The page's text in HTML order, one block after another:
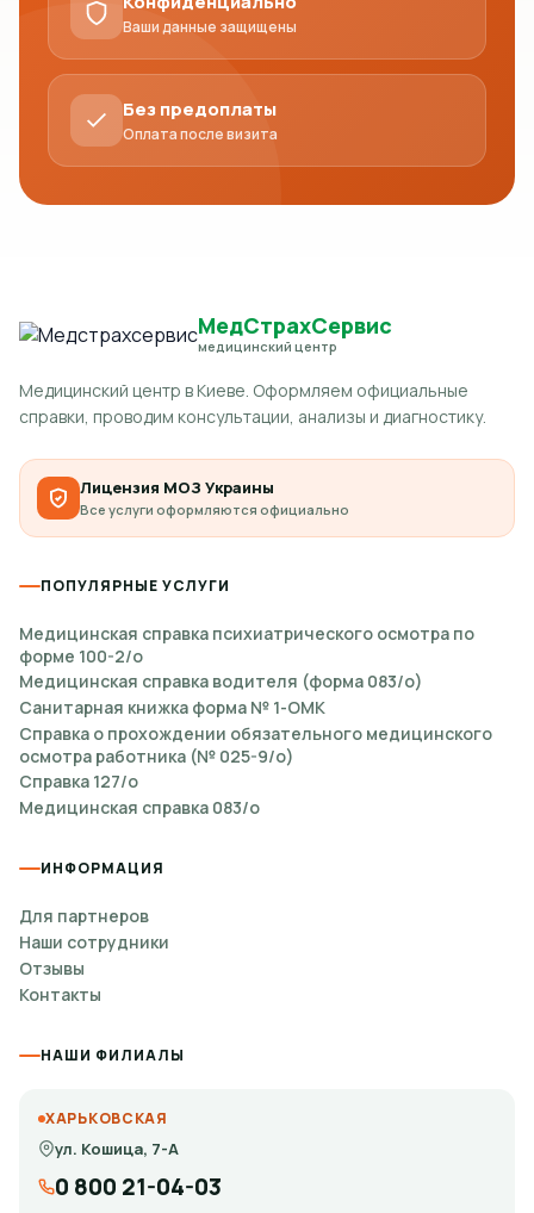
Ваши данные защищены
Без предоплаты
Оплата после визита
МедСтрахСервис
медицинский центр
Медицинский центр в Киеве. Оформляем официальные
справки, проводим консультации, анализы и диагностику.
Лицензия МОЗ Украины
Все услуги оформляются официально
ПОПУЛЯРНЫЕ УСЛУГИ
Медицинская справка психиатрического осмотра по
форме 100-2/о
Медицинская справка водителя (форма 083/о)
Санитарная книжка форма № 1-ОМК
Справка о прохождении обязательного медицинского
осмотра работника (№ 025-9/о)
Справка 127/о
Медицинская справка 083/о
ИНФОРМАЦИЯ
Для партнеров
Наши сотрудники
Отзывы
Контакты
НАШИ ФИЛИАЛЫ
ХАРЬКОВСКАЯ
ул. Кошица, 7-А
0 800 21-04-03